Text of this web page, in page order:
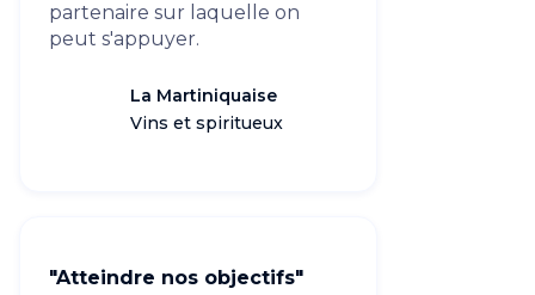
partenaire sur laquelle on
peut s'appuyer.
La Martiniquaise
Vins et spiritueux
"Atteindre nos objectifs"